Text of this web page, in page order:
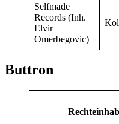
Selfmade
Records (Inh.
Elvir
Omerbegovic)
Buttron